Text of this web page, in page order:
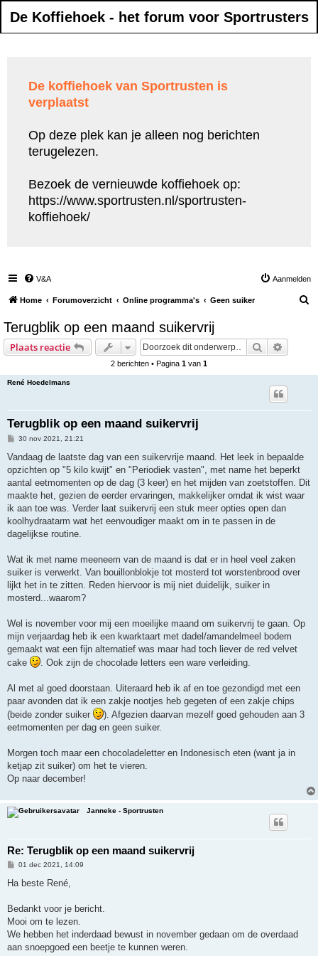
De Koffiehoek - het forum voor Sportrusters
De koffiehoek van Sportrusten is
verplaatst
Op deze plek kan je alleen nog berichten
terugelezen.
Bezoek de vernieuwde koffiehoek op:
https://www.sportrusten.nl/sportrusten-
koffiehoek/
V&A Aanmelden
Home Forumoverzicht Online programma's Geen suiker
Terugblik op een maand suikervrij
Plaats reactie Zoek
2 berichten • Pagina 1 van 1
René Hoedelmans
Terugblik op een maand suikervrij
B
r
c
h
30 nov 2021, 21:21
Vandaag de laatste dag van een suikervrije maand. Het leek in bepaalde
opzichten op "5 kilo kwijt" en "Periodiek vasten", met name het beperkt
aantal eetmomenten op de dag (3 keer) en het mijden van zoetstoffen. Dit
maakte het, gezien de eerder ervaringen, makkelijker omdat ik wist waar
ik aan toe was. Verder laat suikervrij een stuk meer opties open dan
koolhydraatarm wat het eenvoudiger maakt om in te passen in de
dagelijkse routine.
Wat ik met name meeneem van de maand is dat er in heel veel zaken
suiker is verwerkt. Van bouillonblokje tot mosterd tot worstenbrood over
lijkt het in te zitten. Reden hiervoor is mij niet duidelijk, suiker in
mosterd...waarom?
Wel is november voor mij een moeilijke maand om suikervrij te gaan. Op
mijn verjaardag heb ik een kwarktaart met dadel/amandelmeel bodem
gemaakt wat een fijn alternatief was maar had toch liever de red velvet
cake
. Ook zijn de chocolade letters een ware verleiding.
Al met al goed doorstaan. Uiteraard heb ik af en toe gezondigd met een
paar avonden dat ik een zakje nootjes heb gegeten of een zakje chips
(beide zonder suiker
). Afgezien daarvan mezelf goed gehouden aan 3
eetmomenten per dag en geen suiker.
Morgen toch maar een chocoladeletter en Indonesisch eten (want ja in
ketjap zit suiker) om het te vieren.
Op naar december!
Janneke - Sportrusten
Re: Terugblik op een maand suikervrij
B
r
h
01 dec 2021, 14:09
Ha beste René,
Bedankt voor je bericht.
Mooi om te lezen.
We hebben het inderdaad bewust in november gedaan om de overdaad
aan snoepgoed een beetje te kunnen weren.